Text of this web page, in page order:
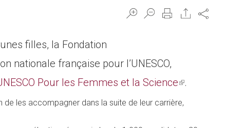
Share
filles, la Fondation
nationale française pour l’UNESCO,
Pour les Femmes et la Science(link
is
.
les accompagner dans la suite de leur carrière,